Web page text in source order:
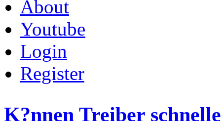
About
Youtube
Login
Register
K?nnen Treiber